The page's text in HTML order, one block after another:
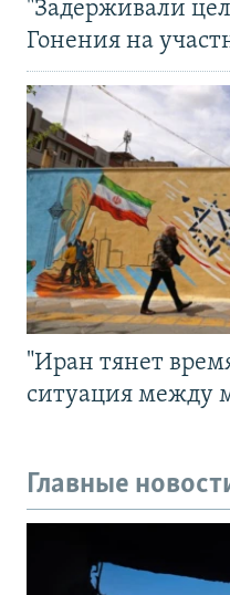
"Задерживали
Гонения на
"Иран тянет
ситуация между
Главные